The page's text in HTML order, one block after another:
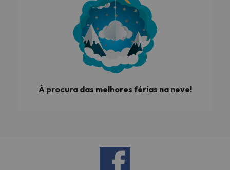
À procura das melhores férias na neve!